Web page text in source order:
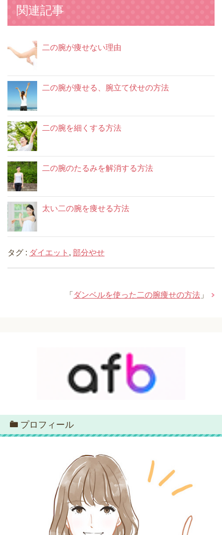
関連記事
二の腕が痩せない理由
二の腕が痩せる、腕立て伏せの方法
二の腕を細くする方法
二の腕のたるみを解消する方法
太い二の腕を痩せる方法
タグ : ダイエット , 部分やせ
「 ダンベルを使った二の腕痩せの方法 」
プロフィール